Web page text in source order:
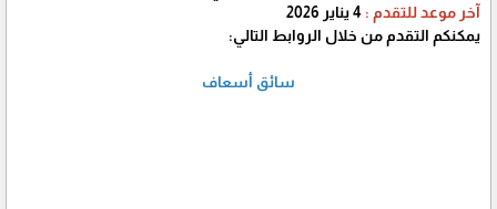
آخر موعد للتقدم :
يمكنكم التقدم من خلال الروابط التالي:
سائق أسعاف